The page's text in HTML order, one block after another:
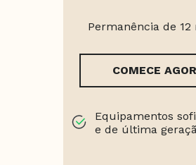
Permanência de 12
COMECE
Equipamentos
e de última